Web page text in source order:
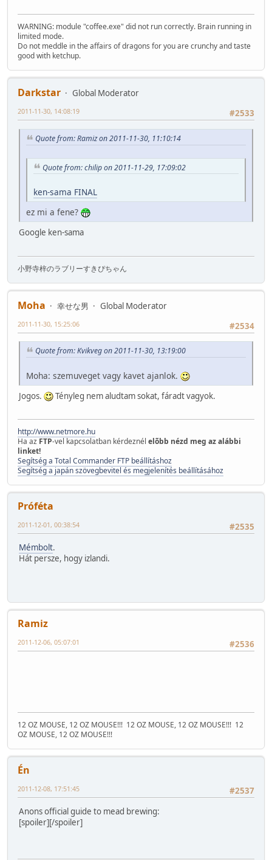
WARNING: module "coffee.exe" did not run correctly. Brain running in
limited mode.
Do not meddle in the affairs of dragons for you are crunchy and taste
good with ketchup.
Darkstar
Global Moderator
#2533
2011-11-30, 14:08:19
Quote from: Ramiz on 2011-11-30, 11:10:14
Quote from: chilip on 2011-11-29, 17:09:02
ken-sama FINAL
ez mi a fene?
Google ken-sama
小野寺梓のラブリーすきぴちゃん
Moha 幸せな男
Global Moderator
#2534
2011-11-30, 15:25:06
Quote from: Kvikveg on 2011-11-30, 13:19:00
Moha: szemuveget vagy kavet ajanlok.
Jogos. Tényleg nem aludtam sokat, fáradt vagyok.
http://www.netmore.hu
Ha az FTP-vel kapcsolatban kérdeznél elõbb nézd meg az alábbi
linket!
Segítség a Total Commander FTP beállításhoz
Segítség a japán szövegbevitel és megjelenítés beállításához
Próféta
#2535
2011-12-01, 00:38:54
Mémbolt.
Hát persze, hogy izlandi.
Ramiz
#2536
2011-12-06, 05:07:01
12 OZ MOUSE, 12 OZ MOUSE!!! 12 OZ MOUSE, 12 OZ MOUSE!!! 12
OZ MOUSE, 12 OZ MOUSE!!!
Én
#2537
2011-12-08, 17:51:45
Anons official guide to mead brewing:
[spoiler][/spoiler]